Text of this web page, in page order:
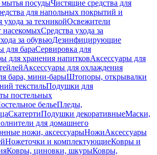
мытья посудыЧистящие средства для
для напольных покрытий и
ухода за техникойОсвежители
насекомыхСредства ухода за
за обувьюДезинфицирующие
для бараСервировка для
для хранения напитковАксессуары для
Аксессуары для охлаждения
бара, мини-барыШтопоры, открывалки
текстильПодушки для
постельных
бельеПледы,
СкатертиПодушки декоративныеМаски,
для домашнего
ножи, аксессуарыНожиАксессуары
Ножеточки и комплектующиеКовры и
Ковры, циновки, шкурыКовры,